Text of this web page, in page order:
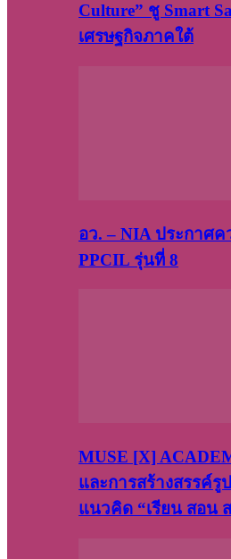
Culture” ชู Smart
เศรษฐกิจภาคใต้
อว. – NIA ประกาศค
PPCIL รุ่นที่ 8
MUSE [X]
และการสร้างสรรค์
แนวคิด “เรียน สอน